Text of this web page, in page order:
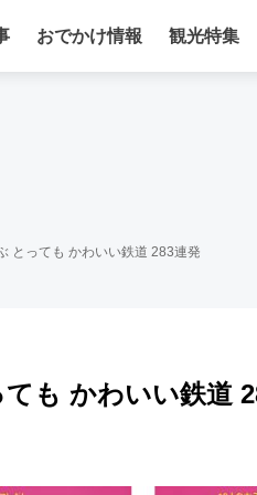
おでかけ情報 観光特集
とっても かわいい鉄道 283連発
も かわいい鉄道